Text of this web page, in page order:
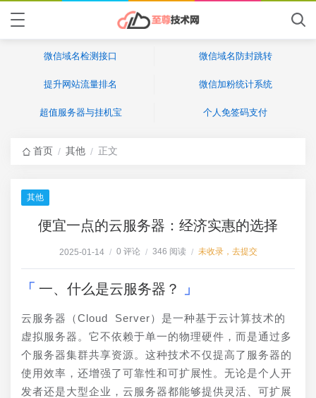
微信域名检测接口 微信域名防封跳转
提升网站流量排名 微信加粉统计系统
超值服务器与挂机宝 个人免签码支付
首页 / 其他 / 正文
其他
便宜一点的云服务器：经济实惠的选择
2025-01-14 / 0 评论 / 346 阅读 / 未收录，去提交
一、什么是云服务器？
云服务器（Cloud Server）是一种基于云计算技术的
虚拟服务器。它不依赖于单一的物理硬件，而是通过多
个服务器集群共享资源。这种技术不仅提高了服务器的
使用效率，还增强了可靠性和可扩展性。无论是个人开
发者还是大型企业，云服务器都能够提供灵活、可扩展